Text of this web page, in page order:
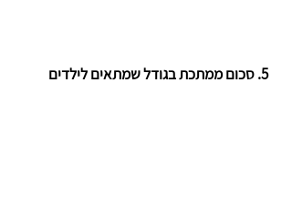
5. סכום ממתכת בגודל שמתאים לילדים